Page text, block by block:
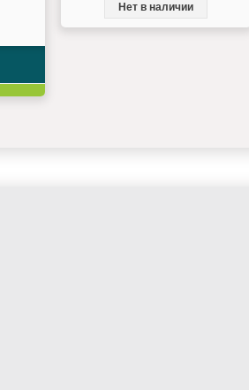
Нет в наличии